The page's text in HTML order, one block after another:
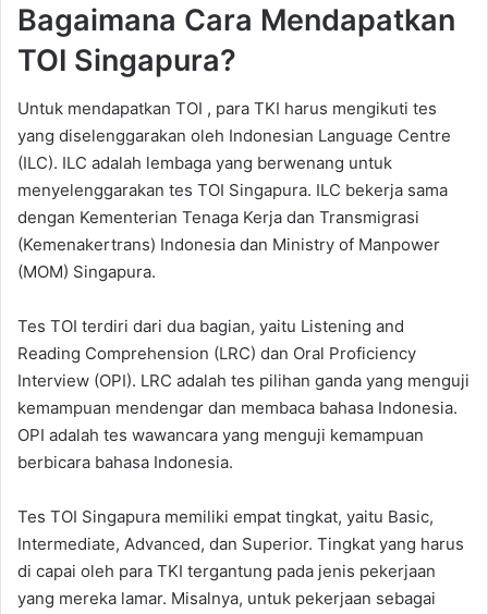
Bagaimana Cara Mendapatkan
TOI Singapura?
Untuk mendapatkan TOI , para TKI harus mengikuti tes
yang diselenggarakan oleh Indonesian Language Centre
(ILC). ILC adalah lembaga yang berwenang untuk
menyelenggarakan tes TOI Singapura. ILC bekerja sama
dengan Kementerian Tenaga Kerja dan Transmigrasi
(Kemenakertrans) Indonesia dan Ministry of Manpower
(MOM) Singapura.
Tes TOI terdiri dari dua bagian, yaitu Listening and
Reading Comprehension (LRC) dan Oral Proficiency
Interview (OPI). LRC adalah tes pilihan ganda yang menguji
kemampuan mendengar dan membaca bahasa Indonesia.
OPI adalah tes wawancara yang menguji kemampuan
berbicara bahasa Indonesia.
Tes TOI Singapura memiliki empat tingkat, yaitu Basic,
Intermediate, Advanced, dan Superior. Tingkat yang harus
di capai oleh para TKI tergantung pada jenis pekerjaan
yang mereka lamar. Misalnya, untuk pekerjaan sebagai